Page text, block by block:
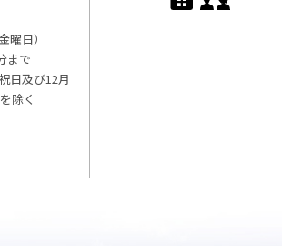
曜日）
まで
日及び12月
除く